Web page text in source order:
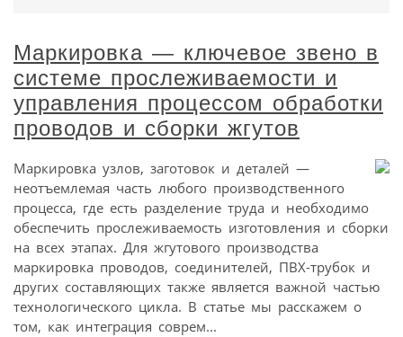
Маркировка — ключевое звено в
системе прослеживаемости и
управления процессом обработки
проводов и сборки жгутов
Маркировка узлов, заготовок и деталей —
неотъемлемая часть любого производственного
процесса, где есть разделение труда и необходимо
обеспечить прослеживаемость изготовления и сборки
на всех этапах. Для жгутового производства
маркировка проводов, соединителей, ПВХ-трубок и
других составляющих также является важной частью
технологического цикла. В статье мы расскажем о
том, как интеграция соврем...